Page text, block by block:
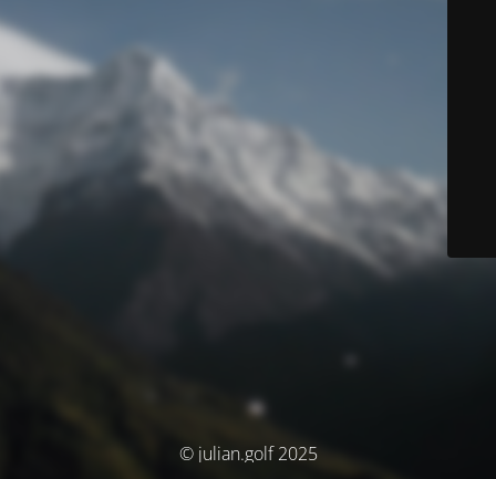
© julian.golf 2025